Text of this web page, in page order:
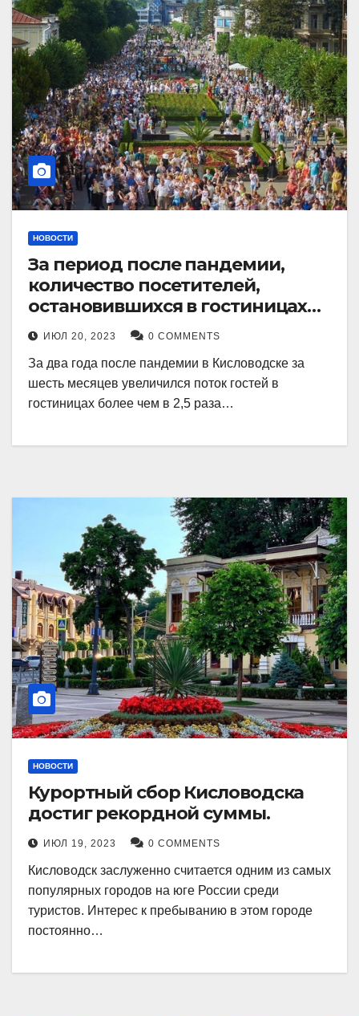
НОВОСТИ
За период после пандемии,
количество посетителей,
остановившихся в гостиницах
Кисловодска, выросло в 2,5 раза.
ИЮЛ 20, 2023 0 COMMENTS
За два года после пандемии в Кисловодске за
шесть месяцев увеличился поток гостей в
гостиницах более чем в 2,5 раза…
НОВОСТИ
Курортный сбор Кисловодска
достиг рекордной суммы.
ИЮЛ 19, 2023 0 COMMENTS
Кисловодск заслуженно считается одним из самых
популярных городов на юге России среди
туристов. Интерес к пребыванию в этом городе
постоянно…